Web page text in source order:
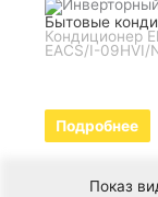
Бытовые
Кондиционер
EACS/I-09HVI/
Подробнее
Показ